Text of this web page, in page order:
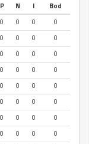
P N I
Bod
0 0 0
0
0 0 0
0
0 0 0
0
0 0 0
0
0 0 0
0
0 0 0
0
0 0 0
0
0 0 0
0